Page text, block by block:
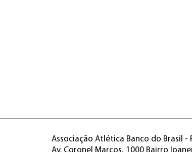
Associação Atlética Banco do Brasil -
Av. Coronel Marcos, 1000 Bairro